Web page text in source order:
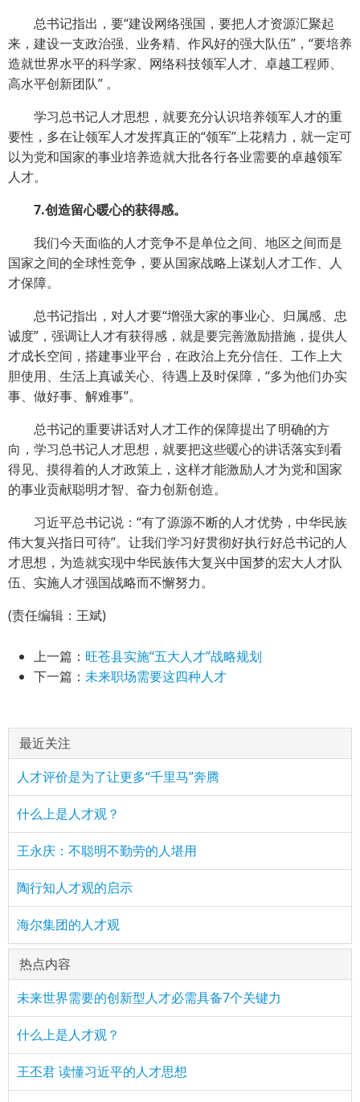
总书记指出，要“建设网络强国，要把人才资源汇聚起
来，建设一支政治强、业务精、作风好的强大队伍”，“要培养
造就世界水平的科学家、网络科技领军人才、卓越工程师、
高水平创新团队” 。
学习总书记人才思想，就要充分认识培养领军人才的重
要性，多在让领军人才发挥真正的“领军”上花精力，就一定可
以为党和国家的事业培养造就大批各行各业需要的卓越领军
人才。
7.创造留心暖心的获得感。
我们今天面临的人才竞争不是单位之间、地区之间而是
国家之间的全球性竞争，要从国家战略上谋划人才工作、人
才保障。
总书记指出，对人才要“增强大家的事业心、归属感、忠
诚度”，强调让人才有获得感，就是要完善激励措施，提供人
才成长空间，搭建事业平台，在政治上充分信任、工作上大
胆使用、生活上真诚关心、待遇上及时保障，“多为他们办实
事、做好事、解难事”。
总书记的重要讲话对人才工作的保障提出了明确的方
向，学习总书记人才思想，就要把这些暖心的讲话落实到看
得见、摸得着的人才政策上，这样才能激励人才为党和国家
的事业贡献聪明才智、奋力创新创造。
习近平总书记说：“有了源源不断的人才优势，中华民族
伟大复兴指日可待”。让我们学习好贯彻好执行好总书记的人
才思想，为造就实现中华民族伟大复兴中国梦的宏大人才队
伍、实施人才强国战略而不懈努力。
(责任编辑：王斌)
上一篇： 旺苍县实施“五大人才”战略规划
下一篇： 未来职场需要这四种人才
最近关注
人才评价是为了让更多“千里马”奔腾
什么上是人才观？
王永庆：不聪明不勤劳的人堪用
陶行知人才观的启示
海尔集团的人才观
热点内容
未来世界需要的创新型人才必需具备7个关键力
什么上是人才观？
王丕君 读懂习近平的人才思想